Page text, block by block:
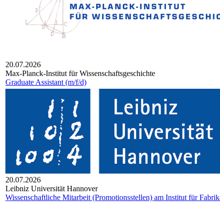
20.07.2026
Max-Planck-Insti­tut für Wis­sen­schafts­ge­schichte
Graduate Assistant (m/f/d)
20.07.2026
Leib­niz Uni­ver­si­tät Han­no­ver
Wissenschaftliche Mitarbeit (Promotionsstellen) am Institut für